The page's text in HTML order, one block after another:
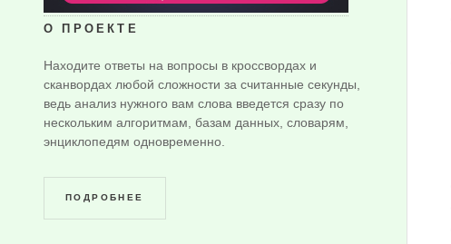
О ПРОЕКТЕ
Находите ответы на вопросы в кроссвордах и
сканвордах любой сложности за считанные секунды,
ведь анализ нужного вам слова введется сразу по
нескольким алгоритмам, базам данных, словарям,
энциклопедям одновременно.
ПОДРОБНЕЕ